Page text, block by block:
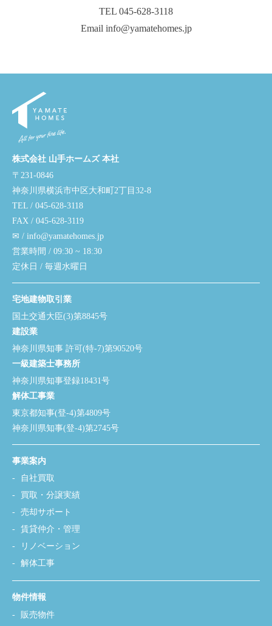
TEL 045-628-3118
Email info@yamatehomes.jp
株式会社 山手ホームズ 本社
〒231-0846
神奈川県横浜市中区大和町2丁目32-8
TEL / 045-628-3118
FAX / 045-628-3119
✉ / info@yamatehomes.jp
営業時間 / 09:30 ~ 18:30
定休日 / 毎週水曜日
宅地建物取引業
国土交通大臣(3)第8845号
建設業
神奈川県知事 許可(特-7)第90520号
一級建築士事務所
神奈川県知事登録18431号
解体工事業
東京都知事(登-4)第4809号
神奈川県知事(登-4)第2745号
事業案内
自社買取
買取・分譲実績
売却サポート
賃貸仲介・管理
リノベーション
解体工事
物件情報
販売物件